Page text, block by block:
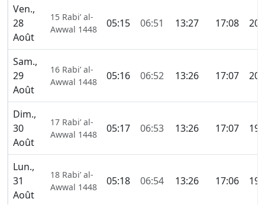
Ven.,
28
Août
15 Rabi’ al-
Awwal 1448
05:15 06:51 13:27 17:08
Sam.,
29
Août
16 Rabi’ al-
Awwal 1448
05:16 06:52 13:26 17:07
Dim.,
30
Août
17 Rabi’ al-
Awwal 1448
05:17 06:53 13:26 17:07
Lun.,
31
Août
18 Rabi’ al-
Awwal 1448
05:18 06:54 13:26 17:06